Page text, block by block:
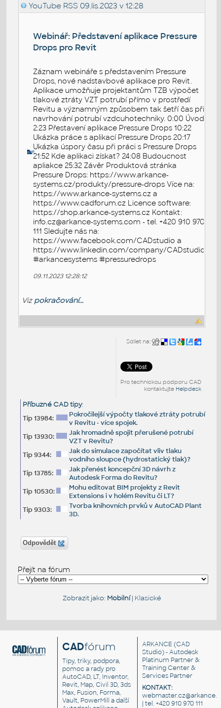
YouTube RSS 09.lis.2023 v 12:28
Webinář: Představení aplikace Pressure
Drops pro Revit
Záznam webináře s představením Pressure
Drops, nové nadstavbové aplikace pro Revit.
Aplikace umožňuje projektantům TZB výpočet
tlakové ztráty VZT potrubí přímo v prostředí
Revitu a významným způsobem tak šetří čas při
navrhování potrubí vzdcuhotechniky. 0:00 Úvod
2:23 Přestavení aplikace Pressure Drops 10:22
Ukázka práce s aplikací Pressure Drops 20:17
Ukázka úspory času při práci s Pressure Drops
21:52 Kde aplikaci získat? 24:08 Budoucnost
apliakce 25:32 Závěr Produktová stránka
Pressure Drops: https://www.arkance-
systems.cz/produkty/pressure-drops Více na:
https://www.arkance-systems.cz a
https://www.cadforum.cz Licence software:
https://shop.arkance-systems.cz Kontakt:
info.cz@arkance-systems.com - tel. +420 910 970
111 Sledujte nás na:
https://www.facebook.com/CADstudio a
https://www.linkedin.com/company/CADstudio
#arkancesystems #pressuredrops
09.11.2023 12:28:12
Viz pokračování...
Sdílet na:
Pro technickou podporu CAD
kontaktujte Helpdesk
Příbuzné CAD tipy:
Tip 13984:
Pokročilejší výpočty tlakové ztráty potrubí
v Revitu - více spojek.
Tip 13930:
Jak hromadně spojit přerušené potrubí
VZT v Revitu?
Tip 9344:
Jak do simulace započítat vliv tlaku
vodního sloupce (hydrostatický tlak)?
Tip 13785:
Jak přenést koncepční 3D návrh z
Autodesk Forma do Revitu?
Tip 10530:
Mohu editovat BIM projekty z Revit
Extensions i v holém Revitu či LT?
Tip 9303:
Tvorba knihovních prvků v AutoCAD Plant
3D.
Odpovědět
Přejít na fórum
Zobrazit jako: Mobilní| Klasické
CADfórum
Tipy, triky, podpora,
pomoc a rady pro
AutoCAD, LT, Inventor,
Revit, Map, Civil 3D, 3ds
Max, Fusion, Forma,
Vault, PowerMill a další
ARKANCE (CAD
Studio) - Autodesk
Platinum Partner &
Training Center &
Services Partner
KONTAKT:
| tel. +420 910 970 111